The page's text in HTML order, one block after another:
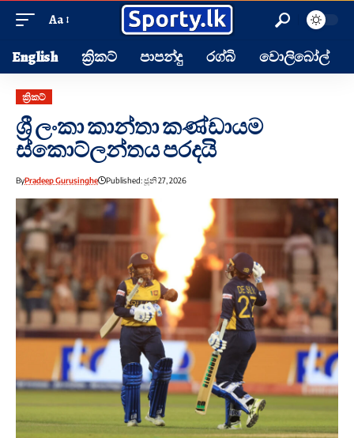
Aa
English ක්‍රිකට් පාපන්දු රග්බි වොලිබෝල්
ක්‍රිකට්
ශ්‍රී ලංකා කාන්තා කණ්ඩායම
ස්කොට්ලන්තය පරදයි
ByPradeep Gurusinghe Published: ජූනි 27, 2026